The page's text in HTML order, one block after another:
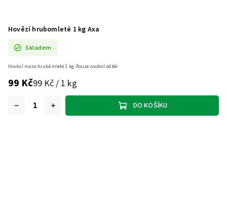
Hovězí hrubomleté 1 kg Axa
Skladem
99 Kč99 Kč / 1 kg
DO KOŠÍKU
Hovězí maso hrubě mleté 1 kg .Pouze osobní odběr